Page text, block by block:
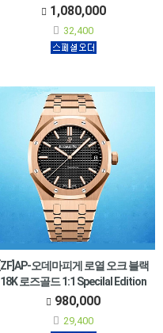
33mm 여성용 -
•Ref. 67651OR.ZZ.1261OR.03
1,080,000
32,400
[ZF]AP-오데마피게 로열 오크 블랙
18K 로즈골드 1:1 Specilal Edition
41mm - 15500OR.OO.1220OR.01
980,000
29,400